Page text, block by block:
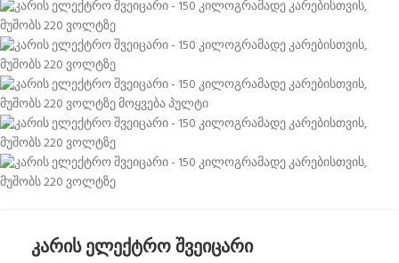
კარის ელექტრო შვეიცარი